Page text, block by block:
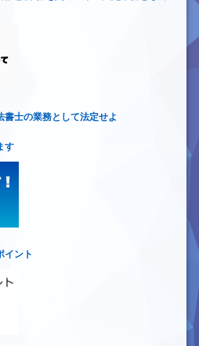
士の業務として法定せよ
す
イント